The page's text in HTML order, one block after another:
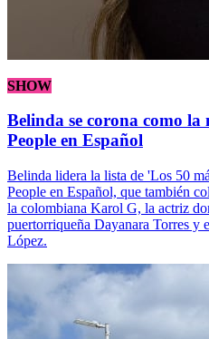
SHOW
Belinda se corona como la
People en Español
Belinda lidera la lista de 'Los 50
People en Español, que también
la colombiana Karol G, la actriz
puertorriqueña Dayanara Torres y
López.